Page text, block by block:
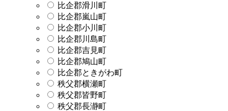
比企郡滑川町
比企郡嵐山町
比企郡小川町
比企郡川島町
比企郡吉見町
比企郡鳩山町
比企郡ときがわ町
秩父郡横瀬町
秩父郡皆野町
秩父郡長瀞町